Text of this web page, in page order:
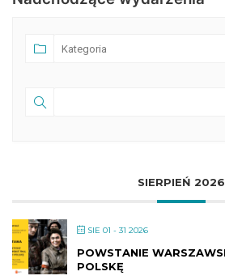
SIERPIEŃ 2026
SIE 01 - 31 2026
POWSTANIE
POLSKĘ